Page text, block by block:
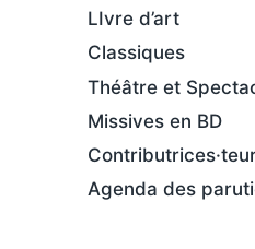
LIvre d’art
Classiques
Théâtre et
Missives en BD
Agenda des